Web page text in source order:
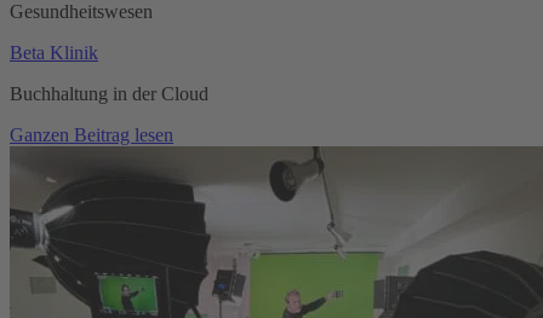
Gesundheitswesen
Beta Klinik
Buchhaltung in der Cloud
Ganzen Beitrag lesen